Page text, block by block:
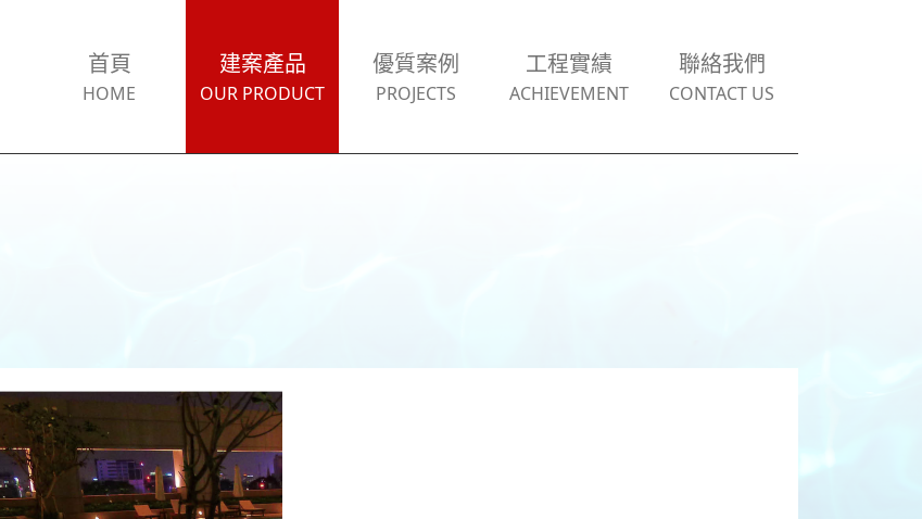
首頁
HOME
建案產品
OUR PRODUCT
優質案例
PROJECTS
工程實績
ACHIEVEMENT
聯絡我們
CONTACT US